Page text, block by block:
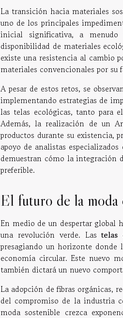
La transición hacia materiales
uno de los principales
inicial significativa, a
disponibilidad de materiales
existe una resistencia al cambio
materiales convencionales por
A pesar de estos retos, se
implementando estrategias de
las telas ecológicas, tanto para
Además, la realización de un
productos durante su existencia,
apoyo de analistas
demuestran cómo la integración
preferible.
El futuro de la moda
En medio de un despertar global
una revolución verde. Lastelas
presagiando un horizonte donde
economía circular. Este nuevo
también dictará un nuevo
La adopción de fibras orgánicas,
del compromiso de la industria
moda sostenible crezca